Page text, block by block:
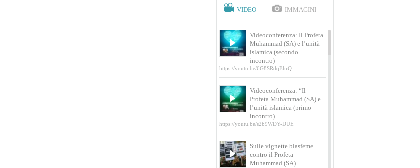
VIDEO IMMAGINI
Videoconferenza: Il Profeta
Muhammad (SA) e l’unità
islamica (secondo
incontro)
https://youtu.be/6G8SRdqEhrQ
Videoconferenza: “Il
Profeta Muhammad (SA) e
l’unità islamica (primo
incontro)
https://youtu.be/s2b9WDY-DUE
Sulle vignette blasfeme
contro il Profeta
Muhammad (SA)